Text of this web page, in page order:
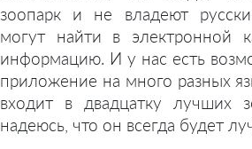
зоопарк и не владеют
могут найти в электронной
информацию. И у нас есть
приложение на много разных
входит в двадцатку лучших
надеюсь, что он всегда будет